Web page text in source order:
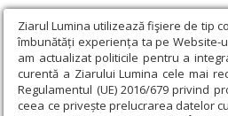
Ziarul Lumina utilizează fişiere de tip
îmbunătăți experiența ta pe Website-
am actualizat politicile pentru a
curentă a Ziarului Lumina cele mai
Regulamentul (UE) 2016/679 privind
ceea ce privește prelucrarea datelor